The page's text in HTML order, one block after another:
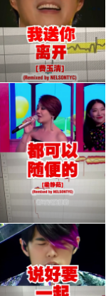
我送
你离
开
剪辑